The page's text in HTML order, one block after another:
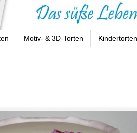
Motiv- & 3D-Torten Kindertorten